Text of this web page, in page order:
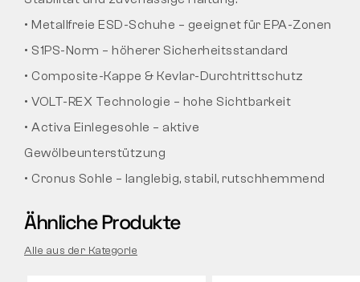
• Metallfreie ESD-Schuhe – geeignet für EPA-Zonen
• S1PS-Norm – höherer Sicherheitsstandard
• Composite-Kappe & Kevlar-Durchtrittschutz
• VOLT-REX Technologie – hohe Sichtbarkeit
• Activa Einlegesohle – aktive
Gewölbeunterstützung
• Cronus Sohle – langlebig, stabil, rutschhemmend
Ähnliche Produkte
Alle aus der Kategorie